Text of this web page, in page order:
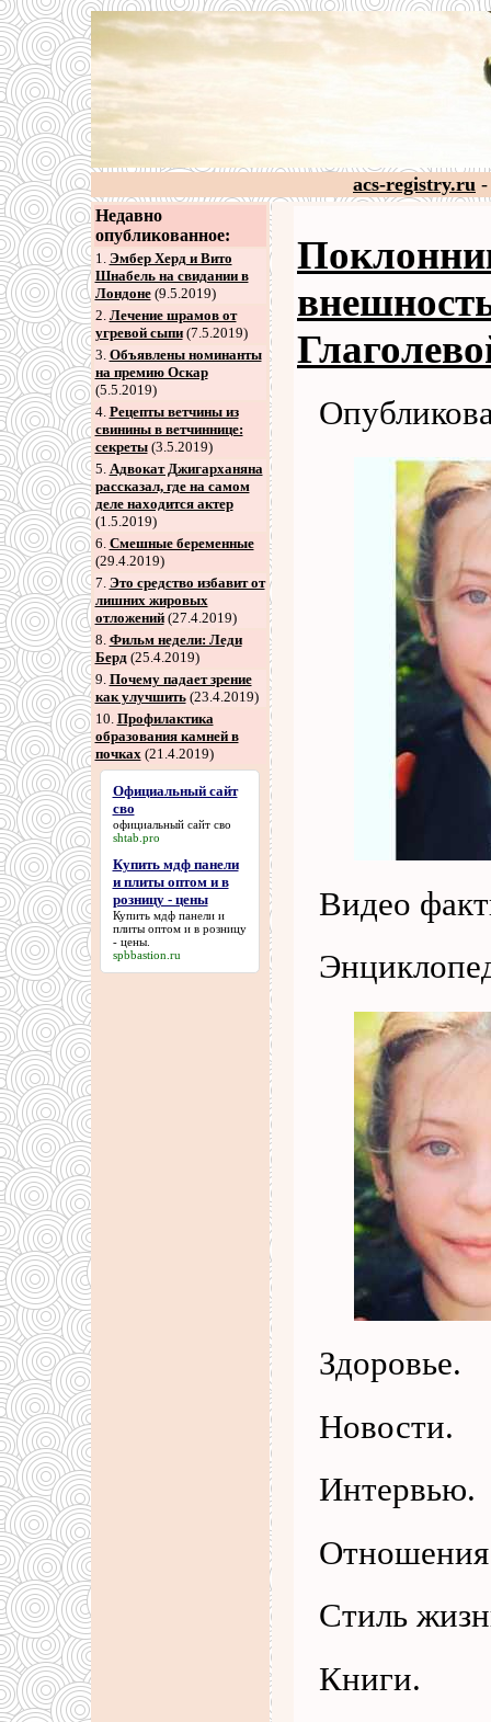
acs-registry.ru -
Недавно
опубликованное:
1. Эмбер Херд и Вито
Шнабель на свидании в
Лондоне(9.5.2019)
2. Лечение шрамов от
угревой сыпи(7.5.2019)
3. Объявлены номинанты
на премию Оскар
(5.5.2019)
4. Рецепты ветчины из
свинины в ветчиннице:
секреты(3.5.2019)
5. Адвокат Джигарханяна
рассказал, где на самом
деле находится актер
(1.5.2019)
6. Смешные беременные
(29.4.2019)
7. Это средство избавит от
лишних жировых
отложений(27.4.2019)
8. Фильм недели: Леди
Берд(25.4.2019)
9. Почему падает зрение
как улучшить(23.4.2019)
10. Профилактика
образования камней в
почках(21.4.2019)
Официальный сайт
сво
официальный сайт сво
shtab.pro
Купить мдф панели
и плиты оптом и в
розницу - цены
Купить мдф панели и
плиты оптом и в розницу
- цены.
spbbastion.ru
Видео
Здоровье.
Новости.
Интервью.
Стиль
Книги.